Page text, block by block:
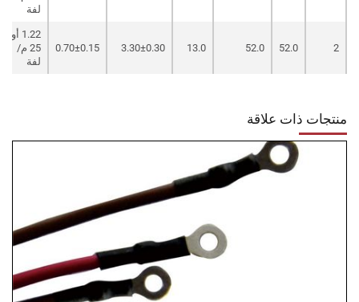
لفة
2
52.0
52.0
13.0
3.30±0.30
0.70±0.15
1.22 أو
25 م/
لفة
منتجات ذات علاقة